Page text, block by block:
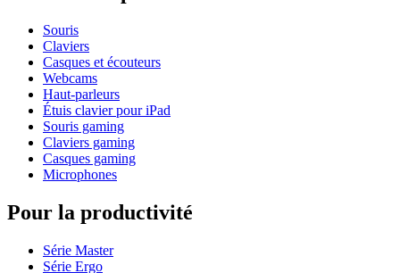
Souris
Claviers
Casques et écouteurs
Webcams
Haut-parleurs
Étuis clavier pour iPad
Souris gaming
Claviers gaming
Casques gaming
Microphones
Pour la productivité
Série Master
Série Ergo